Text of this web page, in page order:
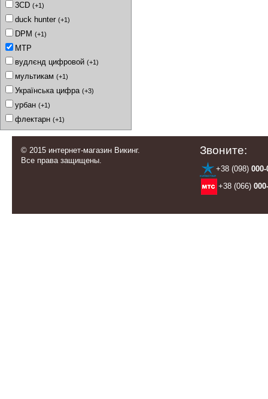
3CD (+1)
duck hunter (+1)
DPM (+1)
MTP
вудлєнд цифровой (+1)
мультикам (+1)
Українська цифра (+3)
урбан (+1)
флектарн (+1)
© 2015 интернет-магазин Викинг.
Все права защищены.
Звоните:
+38 (098) 000-
+38 (066)